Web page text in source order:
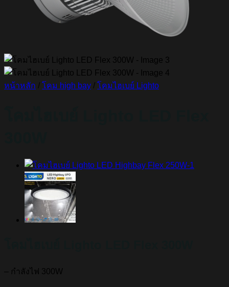
หน้าหลัก / โคม high bay / โคมไฮเบย์ Lighto
– กำลังไฟ 300W